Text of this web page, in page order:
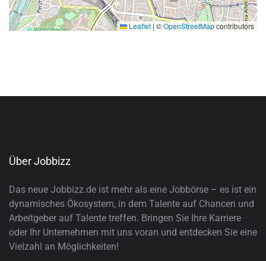
Leaflet | ©OpenStreetMapcontributors
Über Jobbizz
Das neue Jobbizz.de ist mehr als eine Jobbörse – es ist ein
dynamisches Ökosystem, in dem Talente auf Chancen und
Arbeitgeber auf Talente treffen. Bringen Sie Ihre Karriere
oder Ihr Unternehmen mit uns voran und entdecken Sie eine
Vielzahl an Möglichkeiten!